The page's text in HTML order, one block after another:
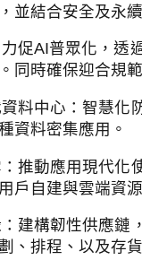
並結合安全及永
力促AI普眾化，透
同時確保迎合規
料中心：智慧化
資料密集應用。
推動應用現代化
戶自建與雲端資
建構韌性供應鏈
、排程、以及存